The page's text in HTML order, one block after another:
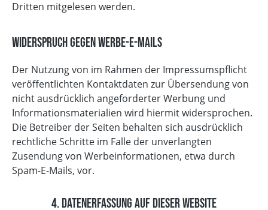
Dritten mitgelesen werden.
Widerspruch gegen Werbe-E-Mails
Der Nutzung von im Rahmen der Impressumspflicht
veröffentlichten Kontaktdaten zur Übersendung von
nicht ausdrücklich angeforderter Werbung und
Informationsmaterialien wird hiermit widersprochen.
Die Betreiber der Seiten behalten sich ausdrücklich
rechtliche Schritte im Falle der unverlangten
Zusendung von Werbeinformationen, etwa durch
Spam-E-Mails, vor.
4. Datenerfassung auf dieser Website